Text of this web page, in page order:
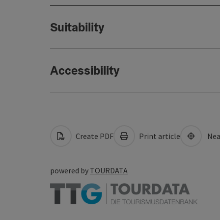
Suitability
Accessibility
Create PDF Print article
powered by TOURDATA